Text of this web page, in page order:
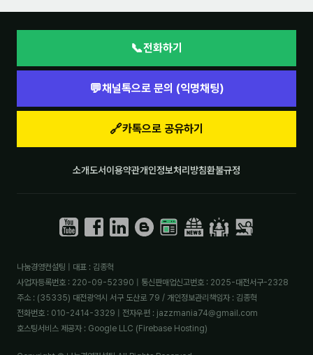
📞전화하기
💬채널톡으로 문의 (익명채팅)
🔗카톡으로 공유하기
소개도서이용약관개인정보처리방침환불규정
나눔경영컨설팅 | 대표 : 김종혁
사업자등록번호 : 220-09-52390 | 통신판매업신고번호 : 2025-대전서구-2328
주소 : (35335) 대전광역시 서구 도산로 79 / 개인정보관리책임자 : 김종혁
전화번호 : 010-2414-3329 | 전자우편 : jazzmania74@gmail.com
호스팅서비스 제공자 : Google LLC (Firebase Hosting)